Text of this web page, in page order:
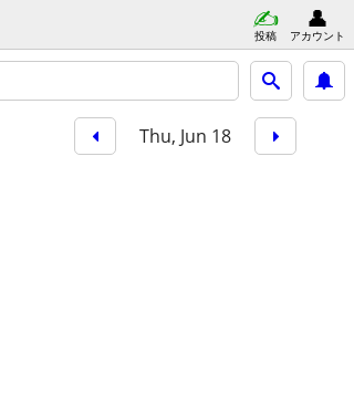
投稿 アカウント
Thu, Jun 18